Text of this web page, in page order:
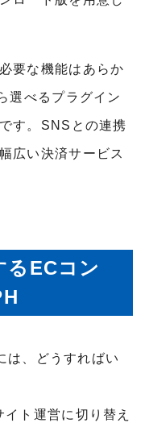
要な機能はあらか
選べるプラグイン
す。SNSとの連携
広い決済サービス
ECコン
は、どうすればい
ト運営に切り替え